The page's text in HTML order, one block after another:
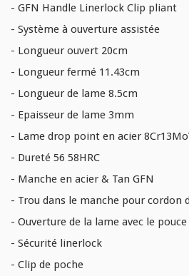
- GFN Handle Linerlock Clip pliant
- Système à ouverture assistée
- Longueur ouvert 20cm
- Longueur fermé 11.43cm
- Longueur de lame 8.5cm
- Epaisseur de lame 3mm
- Lame drop point en acier
- Dureté 56 58HRC
- Manche en acier & Tan GFN
- Trou dans le manche pour cordon
- Ouverture de la lame avec le pouce
- Sécurité linerlock
- Clip de poche